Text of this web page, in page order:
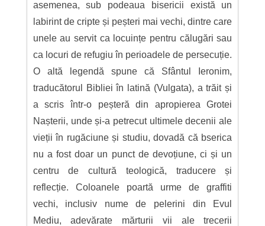
asemenea, sub podeaua bisericii există un
labirint de cripte și peșteri mai vechi, dintre care
unele au servit ca locuințe pentru călugări sau
ca locuri de refugiu în perioadele de persecuție.
O altă legendă spune că Sfântul Ieronim,
traducătorul Bibliei în latină (Vulgata), a trăit și
a scris într-o peșteră din apropierea Grotei
Nașterii, unde și-a petrecut ultimele decenii ale
vieții în rugăciune și studiu, dovadă că bserica
nu a fost doar un punct de devoțiune, ci și un
centru de cultură teologică, traducere și
reflecție. Coloanele poartă urme de graffiti
vechi, inclusiv nume de pelerini din Evul
Mediu, adevărate mărturii vii ale trecerii